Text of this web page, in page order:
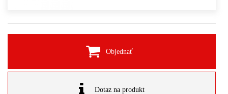
Objednať
Dotaz na produkt